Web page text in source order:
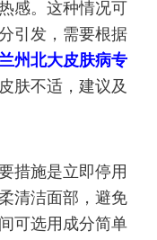
感。这种情况可
引发，需要根据
兰州北大皮肤病专
肤不适，建议及
措施是立即停用
清洁面部，避免
可选用成分简单